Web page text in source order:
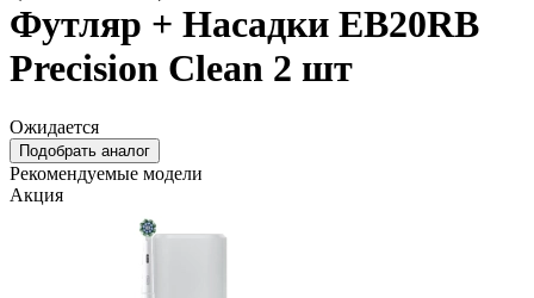
Футляр + Насадки EB20RB
Precision Clean 2 шт
Ожидается
Подобрать аналог
Рекомендуемые модели
Акция